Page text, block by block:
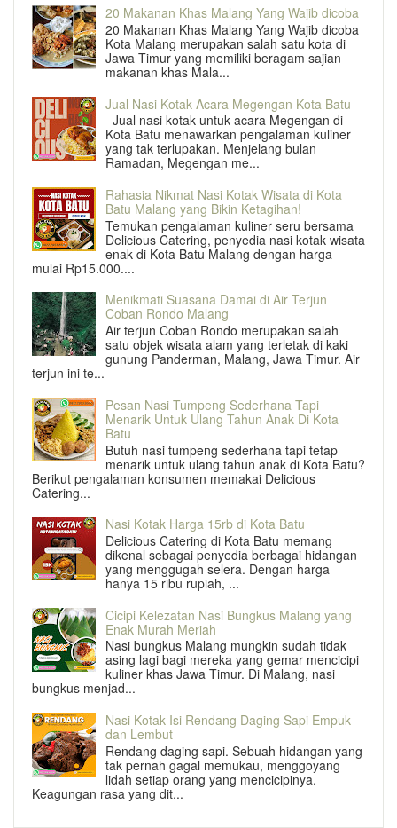
20 Makanan Khas Malang Yang Wajib dicoba
20 Makanan Khas Malang Yang Wajib dicoba
Kota Malang merupakan salah satu kota di
Jawa Timur yang memiliki beragam sajian
makanan khas Mala...
Jual Nasi Kotak Acara Megengan Kota Batu
Jual nasi kotak untuk acara Megengan di
Kota Batu menawarkan pengalaman kuliner
yang tak terlupakan. Menjelang bulan
Ramadan, Megengan me...
Rahasia Nikmat Nasi Kotak Wisata di Kota
Batu Malang yang Bikin Ketagihan!
Temukan pengalaman kuliner seru bersama
Delicious Catering, penyedia nasi kotak wisata
enak di Kota Batu Malang dengan harga
mulai Rp15.000....
Menikmati Suasana Damai di Air Terjun
Coban Rondo Malang
Air terjun Coban Rondo merupakan salah
satu objek wisata alam yang terletak di kaki
gunung Panderman, Malang, Jawa Timur. Air
terjun ini te...
Pesan Nasi Tumpeng Sederhana Tapi
Menarik Untuk Ulang Tahun Anak Di Kota
Batu
Butuh nasi tumpeng sederhana tapi tetap
menarik untuk ulang tahun anak di Kota Batu?
Berikut pengalaman konsumen memakai Delicious
Catering...
Nasi Kotak Harga 15rb di Kota Batu
Delicious Catering di Kota Batu memang
dikenal sebagai penyedia berbagai hidangan
yang menggugah selera. Dengan harga
hanya 15 ribu rupiah, ...
Cicipi Kelezatan Nasi Bungkus Malang yang
Enak Murah Meriah
Nasi bungkus Malang mungkin sudah tidak
asing lagi bagi mereka yang gemar mencicipi
kuliner khas Jawa Timur. Di Malang, nasi
bungkus menjad...
Nasi Kotak Isi Rendang Daging Sapi Empuk
dan Lembut
Rendang daging sapi. Sebuah hidangan yang
tak pernah gagal memukau, menggoyang
lidah setiap orang yang mencicipinya.
Keagungan rasa yang dit...